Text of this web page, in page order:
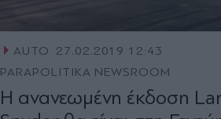
AUTO
27.02.2019 12:43
PARAPOLITIKA NEWSROOM
Η ανανεωμένη έκδοση